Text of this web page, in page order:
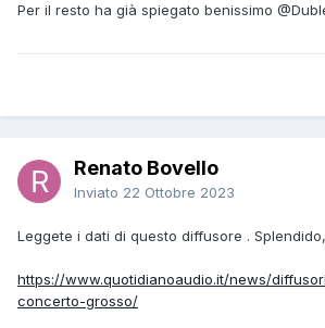
Per il resto ha già spiegato benissimo
Renato Bovello
Inviato 22 Ottobre 2023
Leggete i dati di questo diffusore .
https://www.quotidianoaudio.it/news/
concerto-grosso/